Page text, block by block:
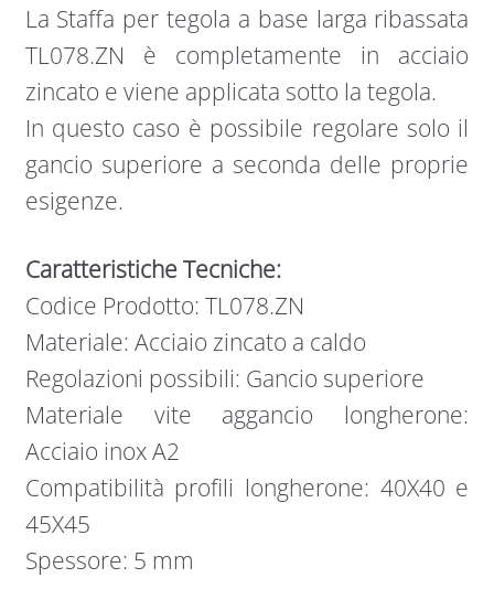
La Staffa per tegola a base larga ribassata
TL078.ZN è completamente in acciaio
zincato e viene applicata sotto la tegola.
In questo caso è possibile regolare solo il
gancio superiore a seconda delle proprie
esigenze.
Caratteristiche Tecniche:
Codice Prodotto: TL078.ZN
Materiale: Acciaio zincato a caldo
Regolazioni possibili: Gancio superiore
Materiale vite aggancio longherone:
Acciaio inox A2
Compatibilità profili longherone: 40X40 e
45X45
Spessore: 5 mm